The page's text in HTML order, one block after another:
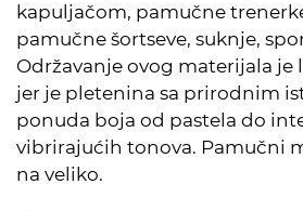
kapuljačom, pamučne
pamučne šortseve, suknje,
Održavanje ovog materijala je
jer je pletenina sa prirodnim
ponuda boja od pastela do
vibrirajućih tonova. Pamučni
na veliko.